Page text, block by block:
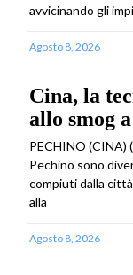
avvicinando gli
Agosto 8, 2026
Cina, la
allo smog
PECHINO (CINA)
Pechino sono
compiuti dalla
alla
Agosto 8, 2026